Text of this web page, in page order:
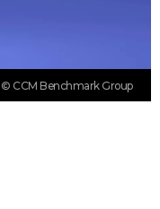
© CCM Benchmark Group